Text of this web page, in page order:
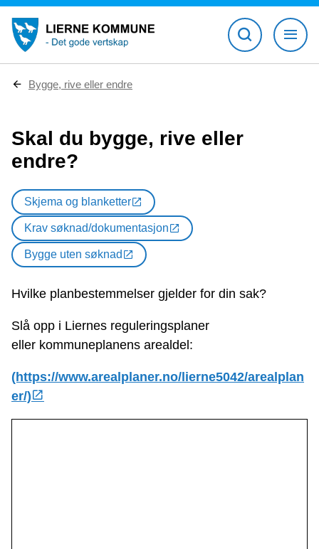
D
h
e
r
Bygge, rive eller endre
Skal du bygge, rive eller
endre?
Skjema og blanketter
Krav søknad/dokumentasjon
Bygge uten søknad
Hvilke planbestemmelser gjelder for din sak?
Slå opp i Liernes reguleringsplaner
eller kommuneplanens arealdel:
(https://www.arealplaner.no/lierne5042/arealplan
er/)